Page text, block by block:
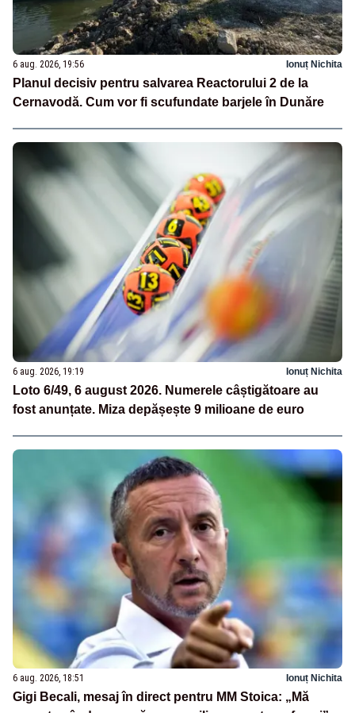
6 aug. 2026, 19:56 Ionuț Nichita
Planul decisiv pentru salvarea Reactorului 2 de la
Cernavodă. Cum vor fi scufundate barjele în Dunăre
6 aug. 2026, 19:19 Ionuț Nichita
Loto 6/49, 6 august 2026. Numerele câștigătoare au
fost anunțate. Miza depășește 9 milioane de euro
6 aug. 2026, 18:51 Ionuț Nichita
Gigi Becali, mesaj în direct pentru MM Stoica: „Mă